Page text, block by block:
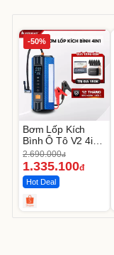
-50%
Bơm Lốp Kích
Bình Ô Tô V2 4in1
MEDICAR –
12.000mAh
2.690.000đ
1.335.100đ
Hot Deal